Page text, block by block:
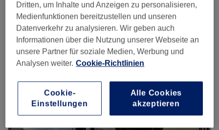
augenbrauenwaxing in der Nähe von Bonn, Bonn
Dritten, um Inhalte und Anzeigen zu personalisieren,
Medienfunktionen bereitzustellen und unseren
Datenverkehr zu analysieren. Wir geben auch
Informationen über die Nutzung unserer Webseite an
unsere Partner für soziale Medien, Werbung und
Analysen weiter. Cookie-Richtlinien
Cookie-
Einstellungen
Alle Cookies
akzeptieren